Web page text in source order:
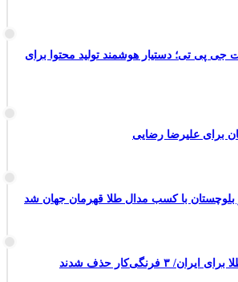
پی تی؛ دستیار هوشمند تولید محتوا برای
برای علیرضا رضایی
بلوچستان با کسب مدال طلا قهرمان جهان شد
۳ فرنگی‌کار حذف شدند